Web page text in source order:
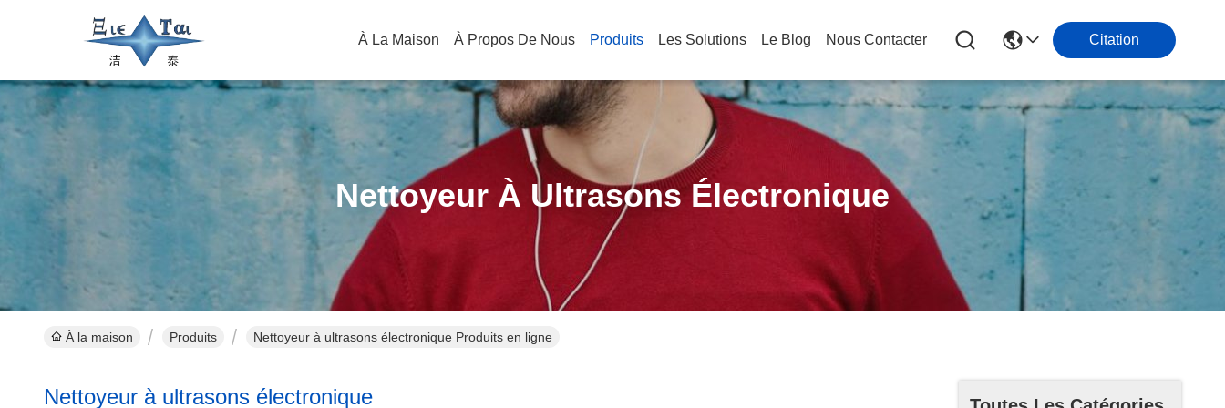
À La Maison À Propos De Nous Produits Les Solutions Le Blog Nous Contacter Citation
Nettoyeur À Ultrasons Électronique
À la maison Produits Nettoyeur à ultrasons électronique Produits en ligne
Nettoyeur à ultrasons électronique